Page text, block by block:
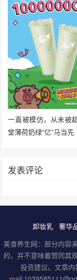
一直被模仿，从未被
堂薄荷奶绿“亿”马当先
发表评论
卸妆乳 奢华
美食养生网：部分内容
的，并不意味着赞同其
投资建议。文章